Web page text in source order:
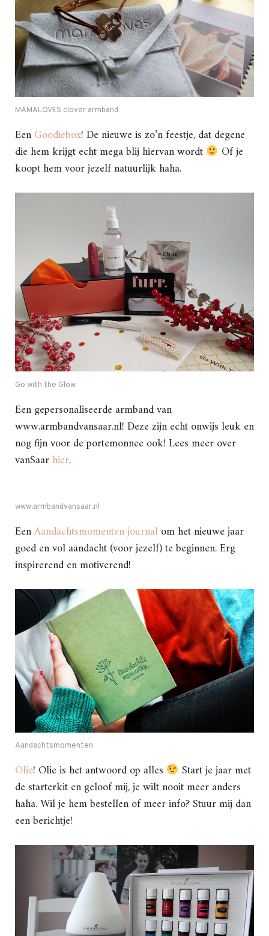
MAMALOVES clover armband
EenGoodiebox! De nieuwe is zo’n feestje, dat degene
die hem krijgt echt mega blij hiervan wordt
Of je
koopt hem voor jezelf natuurlijk haha.
Go with the Glow
Een gepersonaliseerde armband van
www.armbandvansaar.nl! Deze zijn echt onwijs leuk en
nog fijn voor de portemonnee ook! Lees meer over
vanSaarhier.
www.armbandvansaar.nl
EenAandachtsmomenten journalom het nieuwe jaar
goed en vol aandacht (voor jezelf) te beginnen. Erg
inspirerend en motiverend!
Aandachtsmomenten
Olie! Olie is het antwoord op alles
Start je jaar met
de starterkit en geloof mij, je wilt nooit meer anders
haha. Wil je hem bestellen of meer info? Stuur mij dan
een berichtje!